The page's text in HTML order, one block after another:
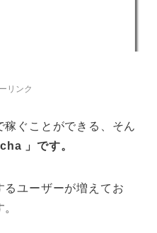
リンク
ぐことができる、そん
」です。
るユーザーが増えてお